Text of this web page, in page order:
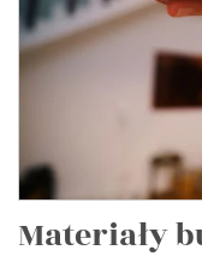
Materiały